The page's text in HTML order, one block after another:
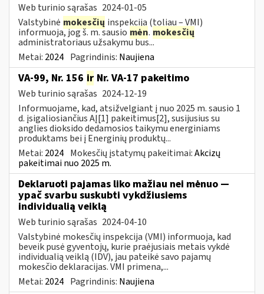
Web turinio sąrašas 2024-01-05
Valstybinė mokesčių inspekcija (toliau – VMI)
informuoja, jog š. m. sausio mėn. mokesčių
administratoriaus užsakymu bus...
Metai: 2024 Pagrindinis: Naujiena
VA-99, Nr. 156 ir Nr. VA-17 pakeitimo
Web turinio sąrašas 2024-12-19
Informuojame, kad, atsižvelgiant į nuo 2025 m. sausio 1
d. įsigaliosiančius AĮ[1] pakeitimus[2], susijusius su
anglies dioksido dedamosios taikymu energiniams
produktams bei į Energinių produktų...
Metai: 2024 Mokesčių įstatymų pakeitimai:Akcizų
pakeitimai nuo 2025 m.
Deklaruoti pajamas liko mažiau nei mėnuo —
ypač svarbu suskubti vykdžiusiems
individualią veiklą
Web turinio sąrašas 2024-04-10
Valstybinė mokesčių inspekcija (VMI) informuoja, kad
beveik pusė gyventojų, kurie praėjusiais metais vykdė
individualią veiklą (IDV), jau pateikė savo pajamų
mokesčio deklaracijas. VMI primena,...
Metai: 2024 Pagrindinis: Naujiena